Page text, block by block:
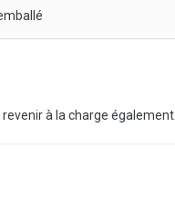
à la charge également.